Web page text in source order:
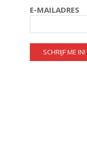
E-MAILADRES